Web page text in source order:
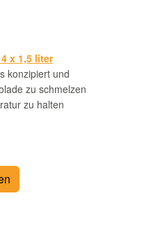
x 1,5 liter
konzipiert und
zu schmelzen
zu halten